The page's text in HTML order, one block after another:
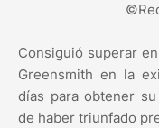
Consiguió superar
Greensmith en la
días para obtener
de haber triunfado